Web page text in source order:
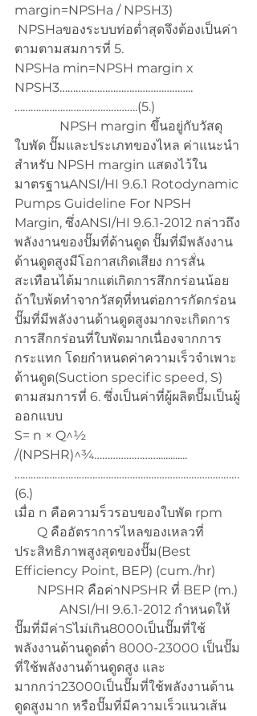
margin=NPSHa / NPSH3)
NPSHaของระบบท่อต่ำสุดจึงต้องเป็นค่า
ตามตามสมการที่ 5.
NPSHa min=NPSH margin x
NPSH3…………………………………………..
……………………………………….(5.)
NPSH margin ขึ้นอยู่กับวัสดุ
ใบพัด ปั๊มและประเภทของไหล ค่าแนะนำ
สำหรับ NPSH margin แสดงไว้ใน
มาตรฐานANSI/HI 9.6.1 Rotodynamic
Pumps Guideline For NPSH
Margin, ซึ่งANSI/HI 9.6.1-2012 กล่าวถึง
พลังงานของปั๊มที่ด้านดูด ปั๊มที่มีพลังงาน
ด้านดูดสูงมีโอกาสเกิดเสียง การสั่น
สะเทือนได้มากแต่เกิดการสึกกร่อนน้อย
ถ้าใบพ้ดทำจากวัสดุที่ทนต่อการกัดกร่อน
ปั๊มที่มีพลังงานด้านดูดสูงมากจะเกิดการ
การสึกกร่อนที่ใบพัดมากเนื่องจากการ
กระแทก โดยกำหนดค่าความเร็วจำเพาะ
ด้านดูด(Suction specific speed, S)
ตามสมการที่ 6. ซึ่งเป็นค่าที่ผู้ผลิตปั๊มเป็นผู้
ออกแบบ
S= n × Q^½
/(NPSHR)^¾……………………............
…………………………………………………………………………
(6.)
เมื่อ n คือความร็วรอบของใบพัด rpm
Q คืออัตราการไหลของเหลวที่
ประสิทธิภาพสูงสุดของปั๊ม(Best
Efficiency Point, BEP) (cum./hr)
NPSHR คือค่าNPSHR ที่ BEP (m.)
ANSI/HI 9.6.1-2012 กำหนดให้
ปั๊มที่มีค่าSไม่เกิน8000เป็นปั๊มที่ใช้
พลังงานด้านดูดต่ำ 8000-23000 เป็นปั๊ม
ที่ใช้พลังงานด้านดูดสูง และ
มากกว่า23000เป็นปั๊มที่ใช้พลังงานด้าน
ดูดสูงมาก หรือปั๊มที่มีความเร็วแนวเส้น